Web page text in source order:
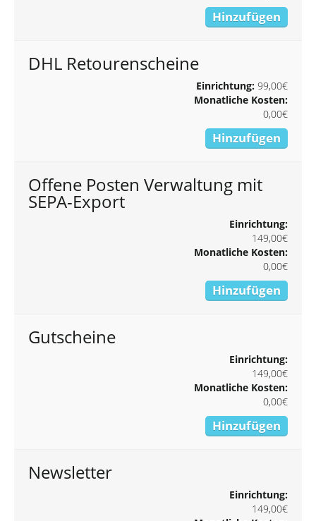
Hinzufügen
DHL Retourenscheine
Einrichtung:99,00€
Monatliche Kosten:
0,00€
Hinzufügen
Offene Posten Verwaltung mit
SEPA-Export
Einrichtung:
149,00€
Monatliche Kosten:
0,00€
Hinzufügen
Gutscheine
Einrichtung:
149,00€
Monatliche Kosten:
0,00€
Hinzufügen
Newsletter
Einrichtung:
149,00€